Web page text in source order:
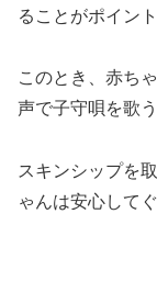
ることがポイント
このとき、赤ち
声で子守唄を歌
スキンシップを
ゃんは安心して